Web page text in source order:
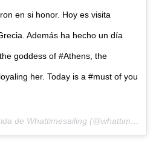
en si honor. Hoy es visita
Además ha hecho un día
goddess of #Athens, the
her. Today is a #must of you
Una publicación compartida de Whattimesailing (@whattimesailing) el